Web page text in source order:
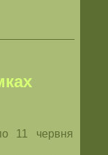
11 червня